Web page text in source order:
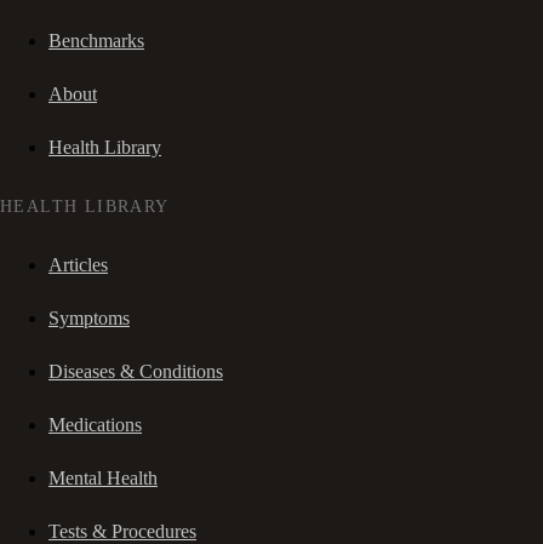
Benchmarks
About
Health Library
HEALTH LIBRARY
Articles
Symptoms
Diseases & Conditions
Medications
Mental Health
Tests & Procedures